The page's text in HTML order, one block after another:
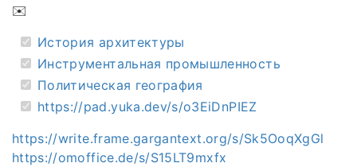
✉️
История архитектуры
Инструментальная промышленность
Политическая география
https://pad.yuka.dev/s/o3EiDnPIEZ
https://write.frame.gargantext.org/s/Sk5OoqXgGl
https://omoffice.de/s/S15LT9mxfx